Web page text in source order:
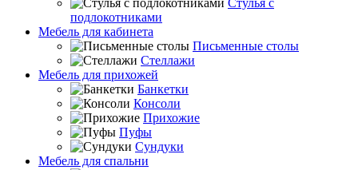
Стулья с
подлокотниками
Мебель для кабинета
Письменные столы
Стеллажи
Мебель для прихожей
Банкетки
Консоли
Прихожие
Пуфы
Сундуки
Мебель для спальни